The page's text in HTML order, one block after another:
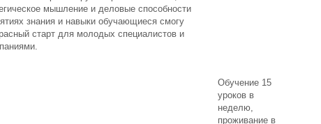
мышление и деловые способности
знания и навыки обучающиеся смогу
старт для молодых специалистов и
Обучение 15
уроков в
неделю,
проживание в